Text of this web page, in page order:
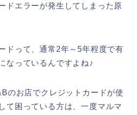
ドエラーが発生してしまった原
ドって、通常2年～5年程度で有
なっているんですよね♪
のお店でクレジットカードが使
て困っている方は、一度マルマ